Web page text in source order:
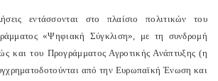
εντάσσονται στο πλαίσιο πολιτικών του
«Ψηφιακή Σύγκλιση», με τη συνδρομή
και του Προγράμματος Αγροτικής Ανάπτυξης (η
από την Ευρωπαϊκή Ένωση και